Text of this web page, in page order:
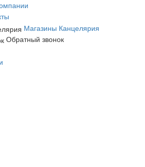
Магазины Канцелярия
Обратный звонок